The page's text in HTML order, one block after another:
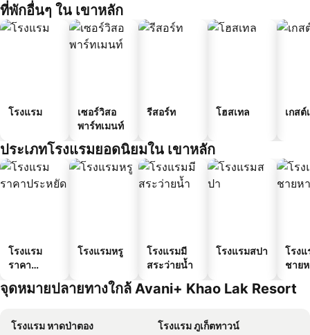
ที่พักอื่นๆ ใน เขาหลัก
โรงแรม
เซอร์วิสอ
พาร์ทเมนท์
รีสอร์ท โฮสเทล เกสต์
ประเภทโรงแรมยอดนิยมใน เขาหลัก
โรงแรม
ราคา
โรงแรมหรู
โรงแรมมี
สระว่ายน้ำ
โรงแรมสปา
โรง
ชาย
จุดหมายปลายทางใกล้ Avani+ Khao Lak Resort
โรงแรม หาดป่าตอง
โรงแรม ภูเก็ตทาวน์